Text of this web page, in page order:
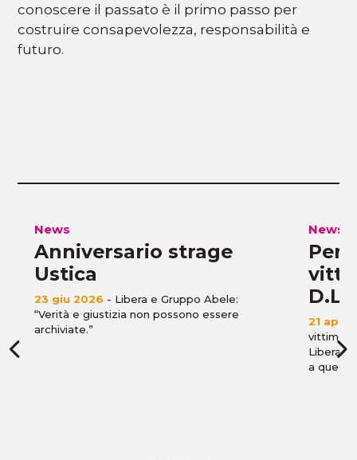
conoscere il passato è il primo passo per
costruire consapevolezza, responsabilità e
futuro.
News
Anniversario strage
Ustica
23 giu 2026 - Libera e Gruppo Abele:
“Verità e giustizia non possono essere
archiviate.”
News
D.L.
21 apr
vittime
Libera
a